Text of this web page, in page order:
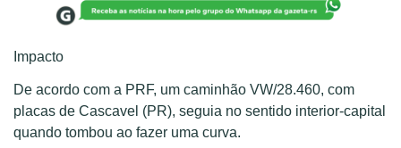
Impacto
De acordo com a PRF, um caminhão VW/28.460, com
placas de Cascavel (PR), seguia no sentido interior-capital
quando tombou ao fazer uma curva.